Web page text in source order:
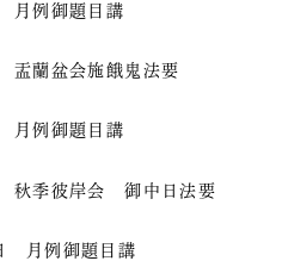
例御題目講
盂蘭盆会施餓鬼法要
例御題目講
秋季彼岸会 御中日法要
月例御題目講